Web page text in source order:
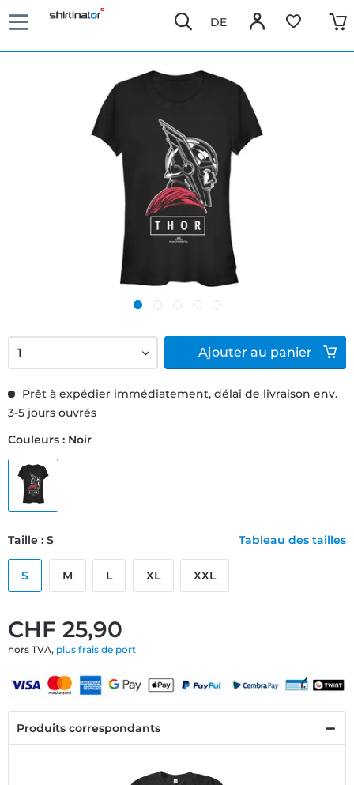
DE
CHF 25,90
hors TVA, plus frais de port
Prêt à expédier immédiatement, délai de livraison env.
3-5 jours ouvrés
Couleurs : Noir
Taille : S Tableau des tailles
S M L XL XXL
Ajouter au panier
Produits correspondants